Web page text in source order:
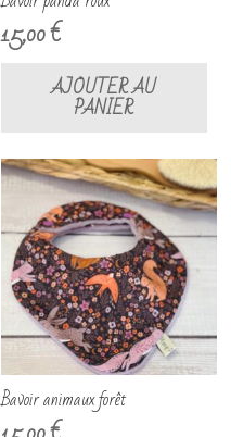
15,00€
AJOUTER AU
PANIER
Bavoir animaux forêt